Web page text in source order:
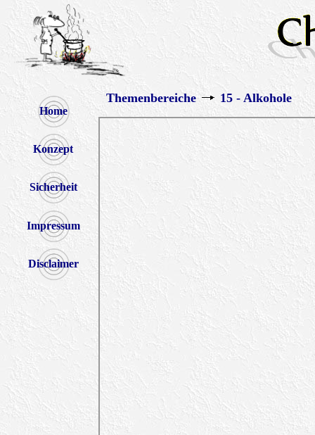
Home
Konzept
Sicherheit
Impressum
Disclaimer
Themenbereiche 15 - Alkohole